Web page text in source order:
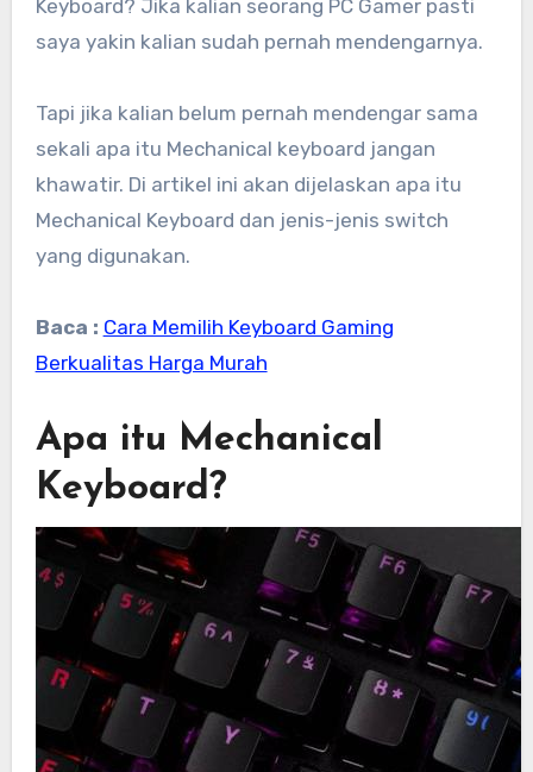
Keyboard? Jika kalian seorang PC Gamer pasti
saya yakin kalian sudah pernah mendengarnya.
Tapi jika kalian belum pernah mendengar sama
sekali apa itu Mechanical keyboard jangan
khawatir. Di artikel ini akan dijelaskan apa itu
Mechanical Keyboard dan jenis-jenis switch
yang digunakan.
Baca : Cara Memilih Keyboard Gaming
Berkualitas Harga Murah
Apa itu Mechanical
Keyboard?